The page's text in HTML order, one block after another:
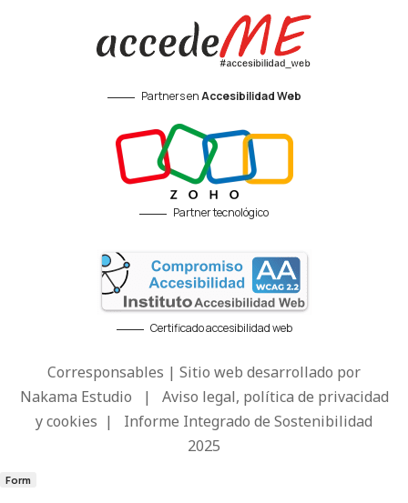
Partners enAccesibilidad Web
Partner tecnológico
Certificado accesibilidad web
Corresponsables | Sitio web desarrollado por
Nakama Estudio | Aviso legal, política de privacidad
y cookies | Informe Integrado de Sostenibilidad
2025
Form